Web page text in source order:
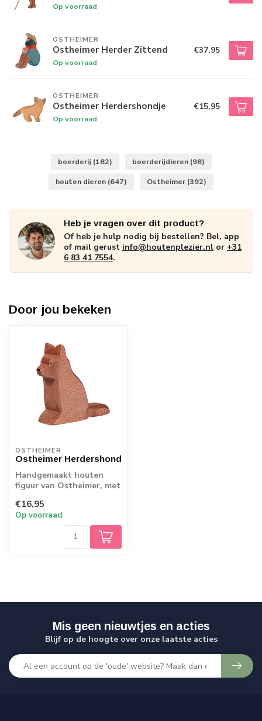
Op voorraad
OSTHEIMER
Ostheimer Herder Zittend
Op voorraad
€37,95
OSTHEIMER
Ostheimer Herdershondje
Op voorraad
€15,95
boerderij (182) boerderijdieren (98)
houten dieren (647) Ostheimer (392)
Heb je vragen over dit product?
Of heb je hulp nodig bij bestellen? Bel, app
of mail gerust info@houtenplezier.nl or +31
6 83 41 7554.
Door jou bekeken
OSTHEIMER
Ostheimer Herdershond
Handgemaakt houten
figuur van Ostheimer, met
natuur.
€16,95
Op voorraad
Mis geen nieuwtjes en acties
Blijf op de hoogte over onze laatste acties